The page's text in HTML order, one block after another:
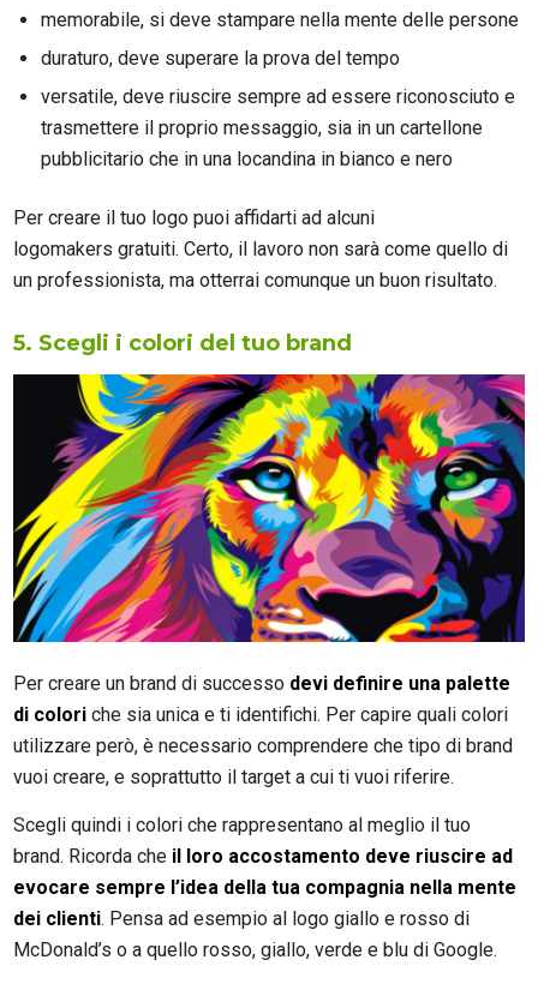
memorabile, si deve stampare nella mente delle persone
duraturo, deve superare la prova del tempo
versatile, deve riuscire sempre ad essere riconosciuto e
trasmettere il proprio messaggio, sia in un cartellone
pubblicitario che in una locandina in bianco e nero
Per creare il tuo logo puoi affidarti ad alcuni
logomakers gratuiti. Certo, il lavoro non sarà come quello di
un professionista, ma otterrai comunque un buon risultato.
5. Scegli i colori del tuo brand
Per creare un brand di successo devi definire una palette
di colori che sia unica e ti identifichi. Per capire quali colori
utilizzare però, è necessario comprendere che tipo di brand
vuoi creare, e soprattutto il target a cui ti vuoi riferire.
Scegli quindi i colori che rappresentano al meglio il tuo
brand. Ricorda che il loro accostamento deve riuscire ad
evocare sempre l’idea della tua compagnia nella mente
dei clienti. Pensa ad esempio al logo giallo e rosso di
McDonald’s o a quello rosso, giallo, verde e blu di Google.